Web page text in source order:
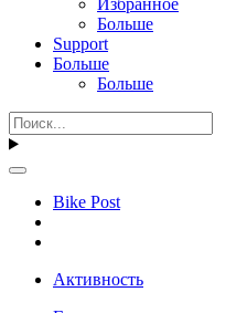
Больше
Support
Больше
Больше
Bike Post
Активность